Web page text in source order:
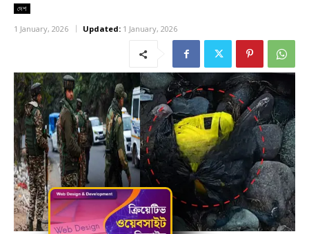
দেশ
1 January, 2026 Updated: 1 January, 2026